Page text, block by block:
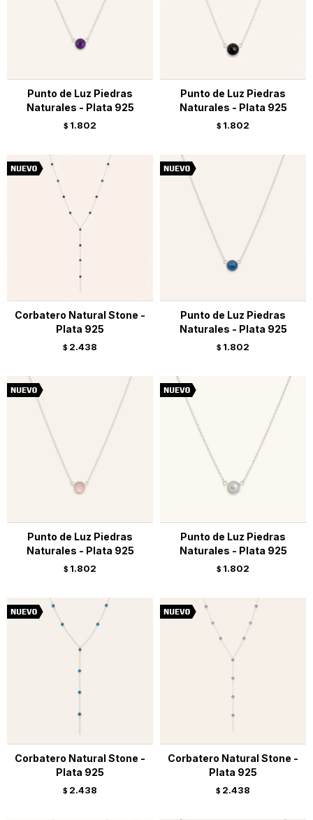
Punto de Luz Piedras
Naturales - Plata 925
$ 1.802
Punto de Luz Piedras
Naturales - Plata 925
$ 1.802
Corbatero Natural Stone -
Plata 925
$ 2.438
Punto de Luz Piedras
Naturales - Plata 925
$ 1.802
Punto de Luz Piedras
Naturales - Plata 925
$ 1.802
Punto de Luz Piedras
Naturales - Plata 925
$ 1.802
Corbatero Natural Stone -
Plata 925
$ 2.438
Corbatero Natural Stone -
Plata 925
$ 2.438